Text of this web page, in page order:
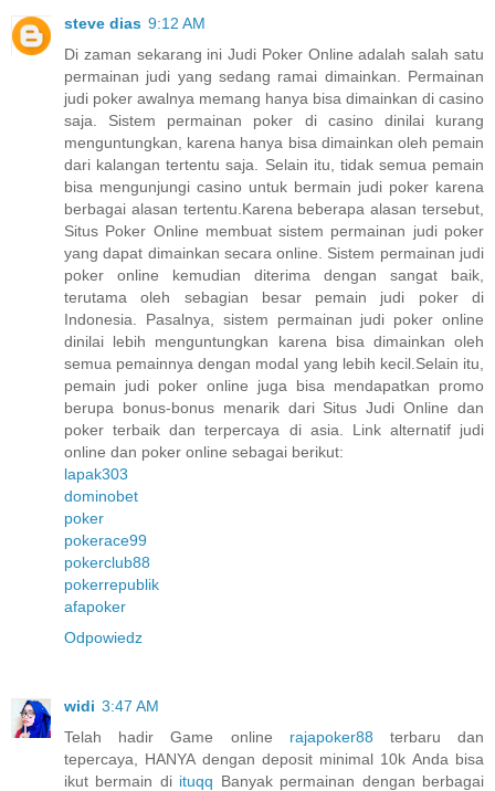
steve dias 9:12 AM
Di zaman sekarang ini Judi Poker Online adalah salah satu
permainan judi yang sedang ramai dimainkan. Permainan
judi poker awalnya memang hanya bisa dimainkan di casino
saja. Sistem permainan poker di casino dinilai kurang
menguntungkan, karena hanya bisa dimainkan oleh pemain
dari kalangan tertentu saja. Selain itu, tidak semua pemain
bisa mengunjungi casino untuk bermain judi poker karena
berbagai alasan tertentu.Karena beberapa alasan tersebut,
Situs Poker Online membuat sistem permainan judi poker
yang dapat dimainkan secara online. Sistem permainan judi
poker online kemudian diterima dengan sangat baik,
terutama oleh sebagian besar pemain judi poker di
Indonesia. Pasalnya, sistem permainan judi poker online
dinilai lebih menguntungkan karena bisa dimainkan oleh
semua pemainnya dengan modal yang lebih kecil.Selain itu,
pemain judi poker online juga bisa mendapatkan promo
berupa bonus-bonus menarik dari Situs Judi Online dan
poker terbaik dan terpercaya di asia. Link alternatif judi
online dan poker online sebagai berikut:
lapak303
dominobet
poker
pokerace99
pokerclub88
pokerrepublik
afapoker
Odpowiedz
widi 3:47 AM
Telah hadir Game online rajapoker88 terbaru dan
tepercaya, HANYA dengan deposit minimal 10k Anda bisa
ikut bermain di ituqq Banyak permainan dengan berbagai